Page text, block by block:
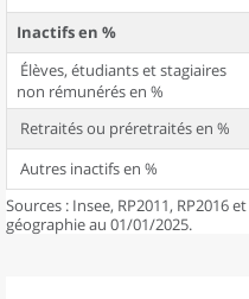
Inactifs en %
Élèves, étudiants et stagiaires
non rémunérés en %
Retraités ou préretraités en %
Autres inactifs en %
Sources : Insee, RP2011, RP2016
géographie au 01/01/2025.